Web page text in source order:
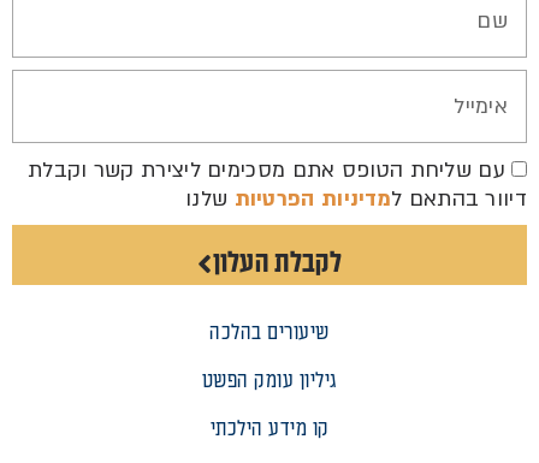
שיעורים בהלכה
גיליון עומק הפשט
קו מידע הילכתי
עם שליחת הטופס אתם מסכימים ליצירת קשר וקבלת
דיוור בהתאם למדיניות הפרטיות שלנו
לקבלת העלון